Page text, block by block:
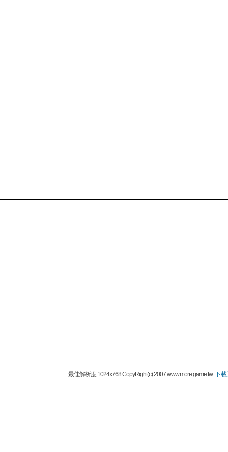
最佳解析度 1024x768 CopyRight(c) 2007 www.more.game.tw 下